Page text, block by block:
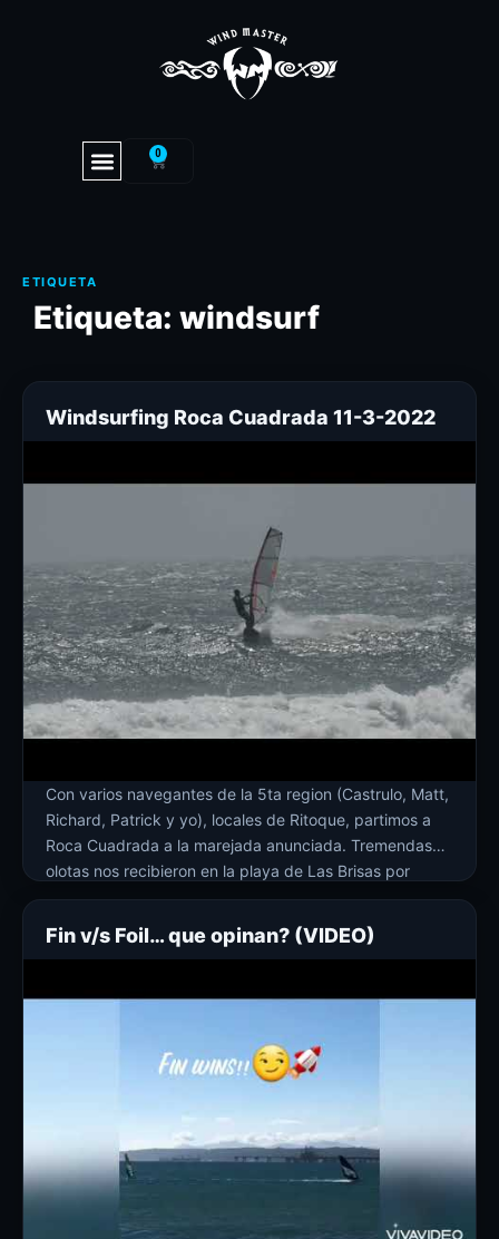
0
Etiqueta: windsurf
Windsurfing Roca Cuadrada 11-3-2022
Con varios navegantes de la 5ta region (Castrulo, Matt,
Richard, Patrick y yo), locales de Ritoque, partimos a
Roca Cuadrada a la marejada anunciada. Tremendas
olotas nos recibieron en la playa de Las Brisas por
donde entramos por suerte sin problemas y ceñimos
como 30 min para llegar a Roca y tener una sesión
memorable […]
Fin v/s Foil… que opinan? (VIDEO)